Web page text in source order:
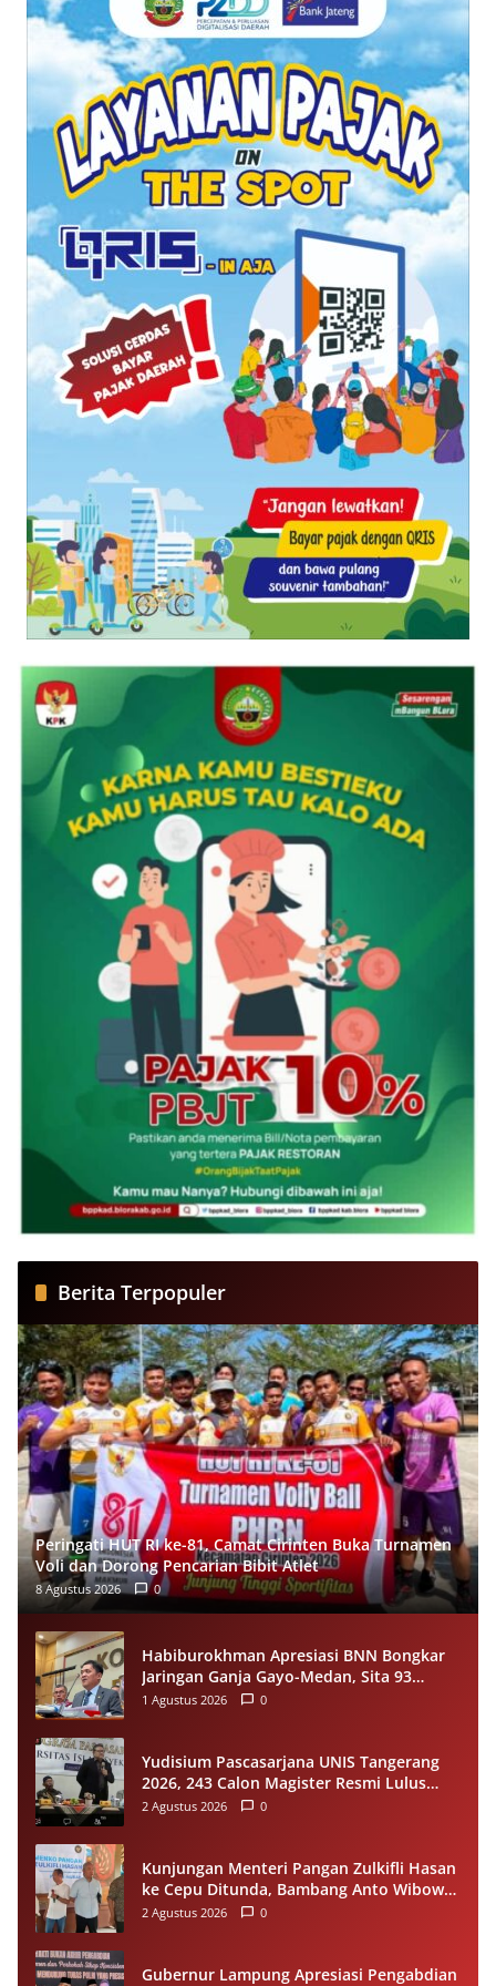
Berita Terpopuler
Peringati HUT RI ke-81, Camat Cirinten Buka Turnamen
Voli dan Dorong Pencarian Bibit Atlet
8 Agustus 2026 0
Habiburokhman Apresiasi BNN Bongkar
Jaringan Ganja Gayo-Medan, Sita 93
Kilogram di Sumut
1 Agustus 2026 0
Yudisium Pascasarjana UNIS Tangerang
2026, 243 Calon Magister Resmi Lulus
Siap Diwisuda Oktober
2 Agustus 2026 0
Kunjungan Menteri Pangan Zulkifli Hasan
ke Cepu Ditunda, Bambang Anto Wibowo
Tetap Salurkan Bantuan kepada Warga
2 Agustus 2026 0
Gubernur Lampung Apresiasi Pengabdian